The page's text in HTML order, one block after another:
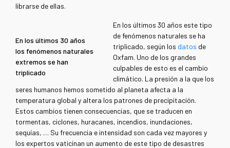
librarse de ellas.
En los últimos 30 años
los fenómenos naturales
extremos se han
triplicado
En los últimos 30 años este tipo
de fenómenos naturales se ha
triplicado, según los datos de
Oxfam. Uno de los grandes
culpables de esto es el cambio
climático. La presión a la que los
seres humanos hemos sometido al planeta afecta a la
temperatura global y altera los patrones de precipitación.
Estos cambios tienen consecuencias, que se traducen en
tormentas, ciclones, huracanes, incendios, inundaciones,
sequías, … Su frecuencia e intensidad son cada vez mayores y
los expertos vaticinan un aumento de este tipo de desastres